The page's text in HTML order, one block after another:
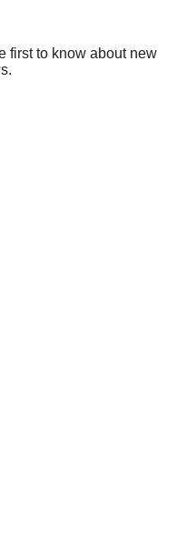
first to know about new